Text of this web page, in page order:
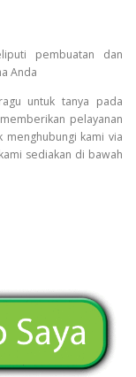
pembuatan dan
Anda
untuk tanya pada
pelayanan
kami via
sediakan di bawah